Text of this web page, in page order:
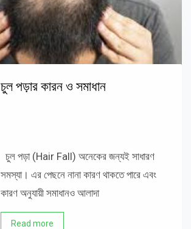
চুল পড়ার কারন ও সমাধান
চুল পড়া (Hair Fall) অনেকের জন্যই সাধারণ
সমস্যা। এর পেছনে নানা কারণ থাকতে পারে এবং
কারণ অনুযায়ী সমাধানও আলাদা
Read more